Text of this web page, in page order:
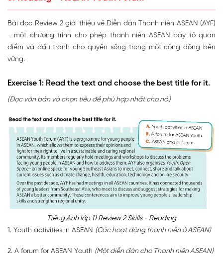
Bài đọc Review 2 giới thiệu về Diễn đàn Thanh niên ASEAN (AYF)
- một chương trình cho phép thanh niên ASEAN bày tỏ quan
điểm và đấu tranh cho quyền sống trong một cộng đồng bền
vững.
Exercise 1: Read the text and choose the best title for it.
(Đọc văn bản và chọn tiêu đề phù hợp nhất cho nó.)
Tiếng Anh lớp 11 Review 2 Skills - Reading
1. Youth activities in ASEAN (Các hoạt động thanh niên ở ASEAN)
2. A forum for ASEAN Youth (Một diễn đàn cho Thanh niên ASEAN)